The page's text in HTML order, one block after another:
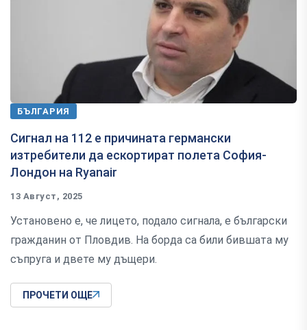
БЪЛГАРИЯ
Сигнал на 112 е причината германски
изтребители да ескортират полета София-
Лондон на Ryanair
13 Август, 2025
Установено е, че лицето, подало сигнала, е български
гражданин от Пловдив. На борда са били бившата му
съпруга и двете му дъщери.
ПРОЧЕТИ ОЩЕ